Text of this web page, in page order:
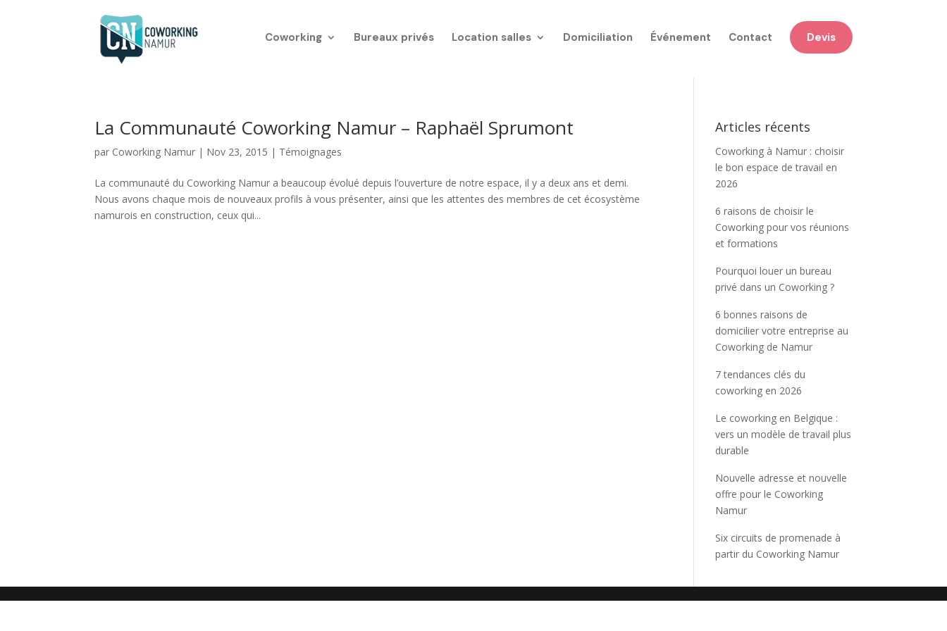
Coworking Bureaux privés Location salles Domiciliation Événement Contact Devis
La Communauté Coworking Namur – Raphaël Sprumont
par Coworking Namur | Nov 23, 2015 | Témoignages
La communauté du Coworking Namur a beaucoup évolué depuis l’ouverture de notre espace, il y a deux ans et demi.
Nous avons chaque mois de nouveaux profils à vous présenter, ainsi que les attentes des membres de cet écosystème
namurois en construction, ceux qui...
Articles récents
Coworking à Namur : choisir
le bon espace de travail en
2026
6 raisons de choisir le
Coworking pour vos réunions
et formations
Pourquoi louer un bureau
privé dans un Coworking ?
6 bonnes raisons de
domicilier votre entreprise au
Coworking de Namur
7 tendances clés du
coworking en 2026
Le coworking en Belgique :
vers un modèle de travail plus
durable
Nouvelle adresse et nouvelle
offre pour le Coworking
Namur
Six circuits de promenade à
partir du Coworking Namur